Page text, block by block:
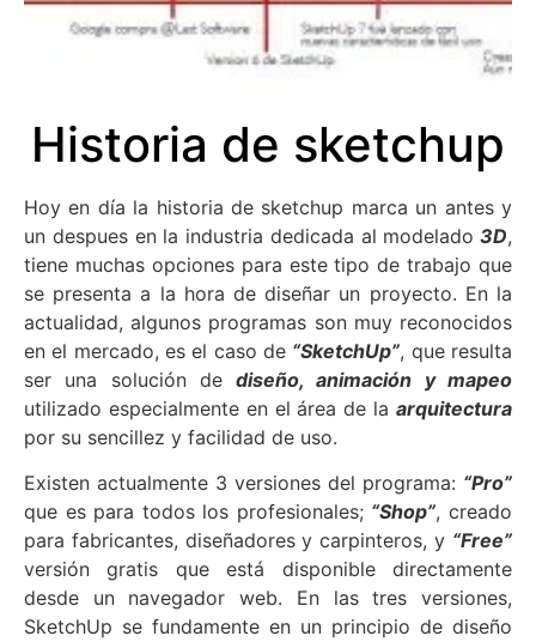
Historia de sketchup
Hoy en día la historia de sketchup marca un antes y
un despues en la industria dedicada al modelado 3D,
tiene muchas opciones para este tipo de trabajo que
se presenta a la hora de diseñar un proyecto. En la
actualidad, algunos programas son muy reconocidos
en el mercado, es el caso de “SketchUp”, que resulta
ser una solución dediseño, animación y mapeo
utilizado especialmente en el área de la arquitectura
por su sencillez y facilidad de uso.
Existen actualmente 3 versiones del programa: “Pro”
que es para todos los profesionales; “Shop”, creado
para fabricantes, diseñadores y carpinteros, y “Free”
versión gratis que está disponible directamente
desde un navegador web. En las tres versiones,
SketchUp se fundamente en un principio de diseño